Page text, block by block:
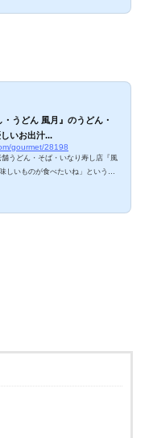
おでん、うどん、お好み焼き、
ときも、ちびちびつまみながら一
ならバッチリ！ 玉扇、ミホが食べ
うどん 風月』のうどん・
いお出汁...
gourmet/28198
うどん・そば・いなり寿し店『風
しいものが食べたいね」というと
にも、お土産にオススメなお
べたのは？ 「ミホさん、今日は
」いつ...